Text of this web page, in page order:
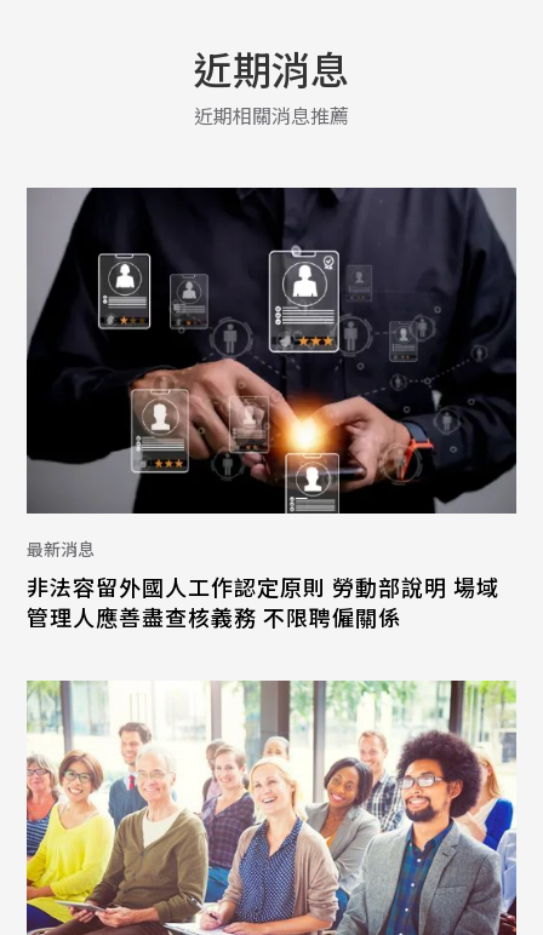
近期消息
近期相關消息推薦
最新消息
非法容留外國人工作認定原則 勞動部說明 場域
管理人應善盡查核義務 不限聘僱關係